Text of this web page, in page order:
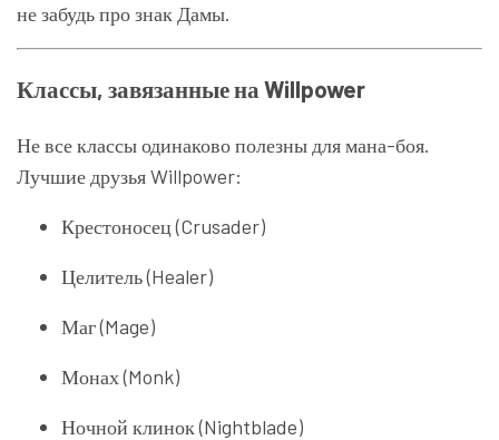
не забудь про знак Дамы.
Классы, завязанные на Willpower
Не все классы одинаково полезны для мана-боя.
Лучшие друзья Willpower:
Крестоносец (Crusader)
Целитель (Healer)
Маг (Mage)
Монах (Monk)
Ночной клинок (Nightblade)